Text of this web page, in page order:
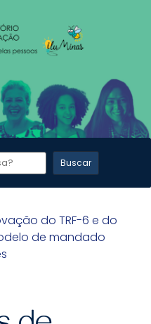
do TRF-6 e do
de mandado